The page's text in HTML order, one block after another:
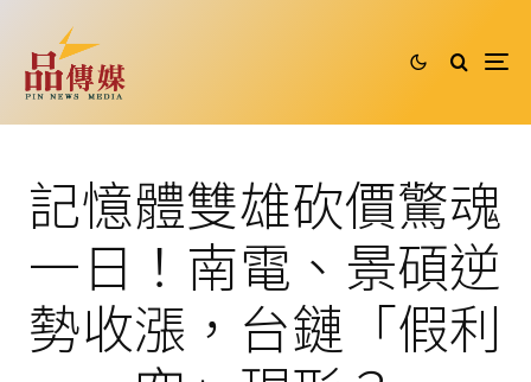
記憶體雙雄砍價驚魂
一日！南電、景碩逆
勢收漲，台鏈「假利